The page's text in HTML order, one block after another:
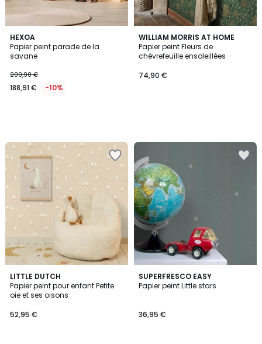
HEXOA
Papier peint parade de la
savane
209,90 €
188,91 € -10%
WILLIAM MORRIS AT HOME
Papier peint Fleurs de
chèvrefeuille ensoleillées
74,90 €
LITTLE DUTCH
Papier peint pour enfant Petite
oie et ses oisons
52,95 €
5
/
5
SUPERFRESCO EASY
Papier peint Little stars
36,95 €